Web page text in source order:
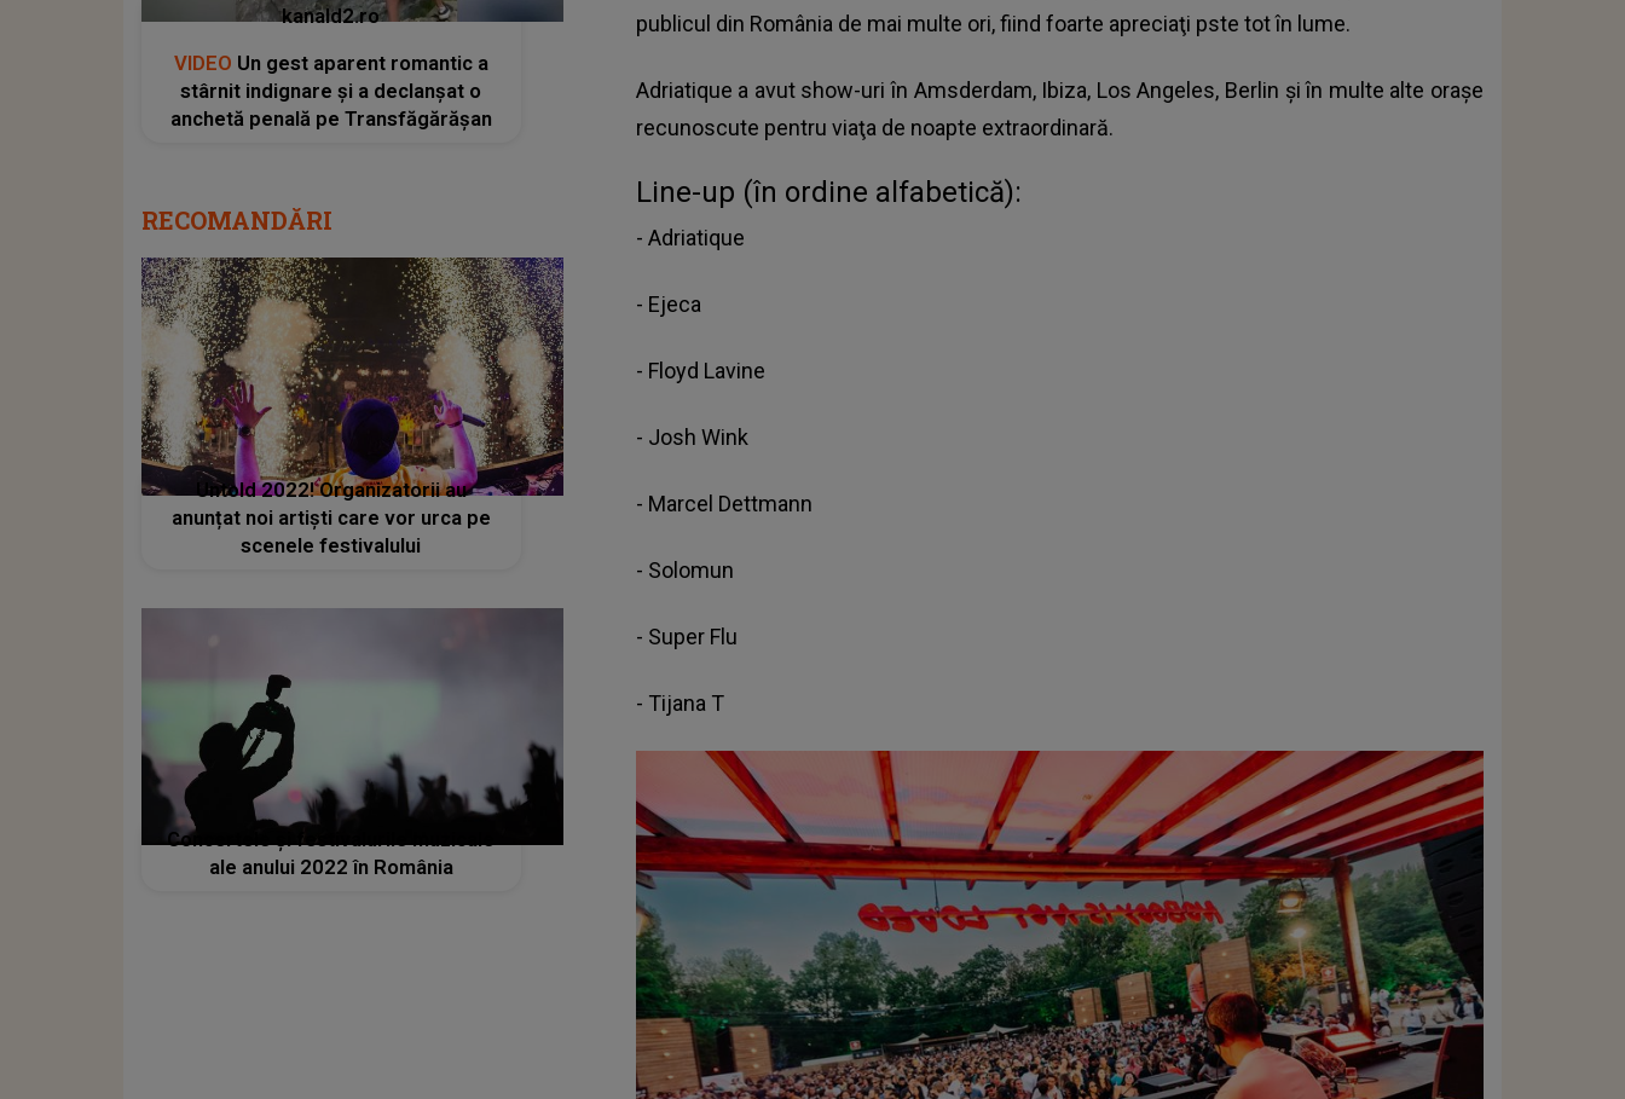
publicul din România de mai multe ori, fiind foarte apreciaţi pste tot în lume.
Adriatique a avut show-uri în Amsderdam, Ibiza, Los Angeles, Berlin şi în multe alte oraşe
recunoscute pentru viaţa de noapte extraordinară.
Line-up (în ordine alfabetică):
- Adriatique
- Ejeca
- Floyd Lavine
- Josh Wink
- Marcel Dettmann
- Solomun
- Super Flu
- Tijana T
kanald2.ro
VIDEO Un gest aparent romantic a
stârnit indignare și a declanșat o
anchetă penală pe Transfăgărășan
RECOMANDĂRI
Untold 2022! Organizatorii au
anunțat noi artiști care vor urca pe
scenele festivalului
Concertele şi festivalurile muzicale
ale anului 2022 în România